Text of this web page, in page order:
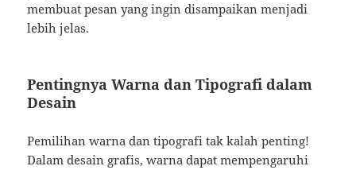
membuat pesan yang ingin disampaikan menjadi
lebih jelas.
Pentingnya Warna dan Tipografi dalam
Desain
Pemilihan warna dan tipografi tak kalah penting!
Dalam desain grafis, warna dapat mempengaruhi